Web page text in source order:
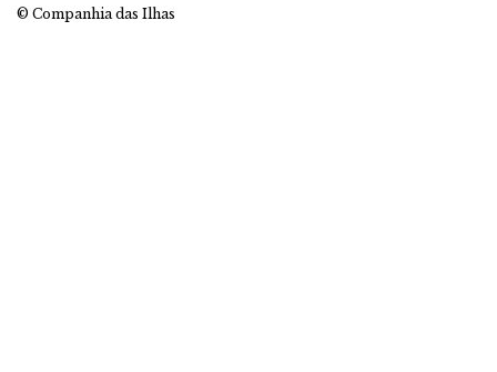
© Companhia das Ilhas